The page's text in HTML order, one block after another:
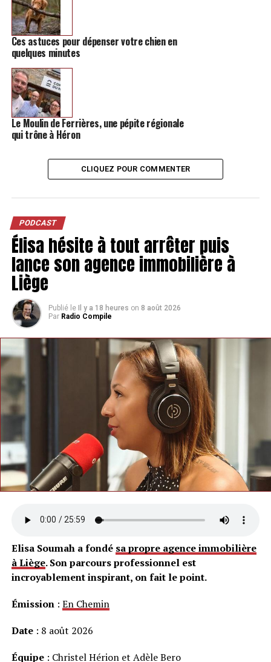
Ces astuces pour dépenser votre chien en
quelques minutes
Le Moulin de Ferrières, une pépite régionale
qui trône à Héron
CLIQUEZ POUR COMMENTER
PODCAST
Élisa hésite à tout arrêter puis
lance son agence immobilière à
Liège
Publié le Il y a 18 heures on 8 août 2026
Par Radio Compile
Elisa Soumah a fondé sa propre agence immobilière
à Liège. Son parcours professionnel est
incroyablement inspirant, on fait le point.
Émission: En Chemin
Date: 8 août 2026
Équipe: Christel Hérion et Adèle Bero